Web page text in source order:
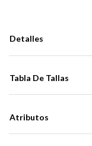
Detalles
Tabla De Tallas
Atributos